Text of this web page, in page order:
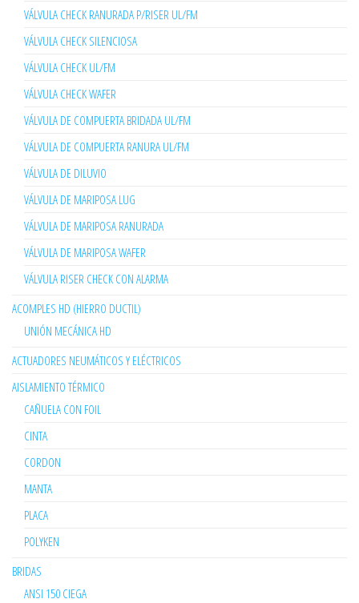
VÁLVULA CHECK RANURADA P/RISER UL/FM
VÁLVULA CHECK SILENCIOSA
VÁLVULA CHECK UL/FM
VÁLVULA CHECK WAFER
VÁLVULA DE COMPUERTA BRIDADA UL/FM
VÁLVULA DE COMPUERTA RANURA UL/FM
VÁLVULA DE DILUVIO
VÁLVULA DE MARIPOSA LUG
VÁLVULA DE MARIPOSA RANURADA
VÁLVULA DE MARIPOSA WAFER
VÁLVULA RISER CHECK CON ALARMA
ACOMPLES HD (HIERRO DUCTIL)
UNIÓN MECÁNICA HD
ACTUADORES NEUMÁTICOS Y ELÉCTRICOS
AISLAMIENTO TÉRMICO
CAÑUELA CON FOIL
CINTA
CORDON
MANTA
PLACA
POLYKEN
BRIDAS
ANSI 150 CIEGA